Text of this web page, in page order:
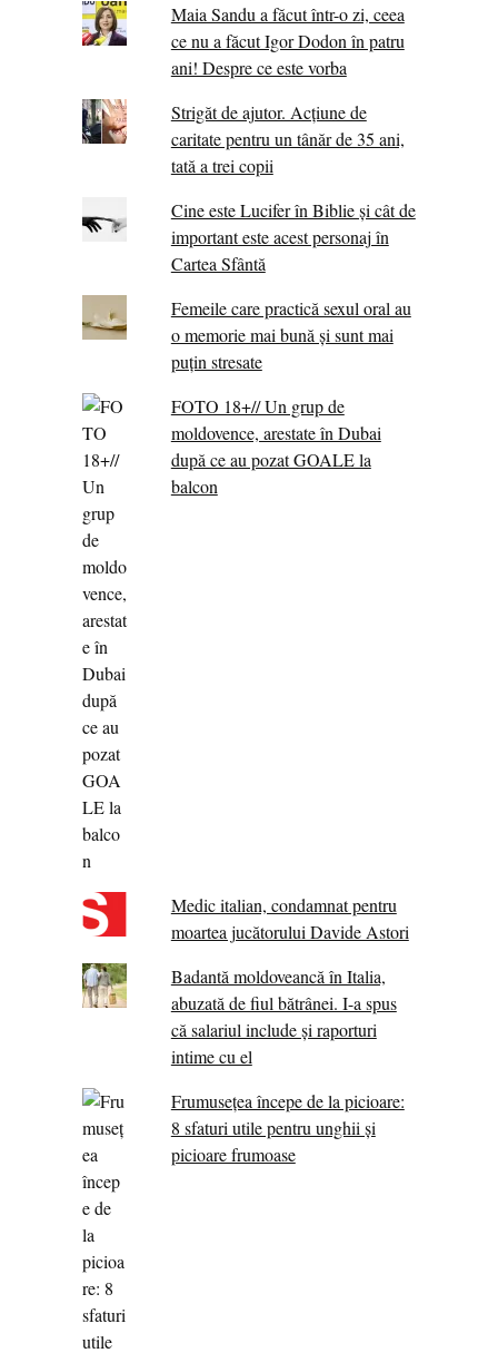
Maia Sandu a făcut într-o zi, ceea
ce nu a făcut Igor Dodon în patru
ani! Despre ce este vorba
Strigăt de ajutor. Acțiune de
caritate pentru un tânăr de 35 ani,
tată a trei copii
Cine este Lucifer în Biblie și cât de
important este acest personaj în
Cartea Sfântă
Femeile care practică sexul oral au
o memorie mai bună și sunt mai
puțin stresate
FOTO 18+// Un grup de
moldovence, arestate în Dubai
după ce au pozat GOALE la
balcon
Medic italian, condamnat pentru
moartea jucătorului Davide Astori
Badantă moldoveancă în Italia,
abuzată de fiul bătrânei. I-a spus
că salariul include și raporturi
intime cu el
Frumusețea începe de la picioare:
8 sfaturi utile pentru unghii și
picioare frumoase